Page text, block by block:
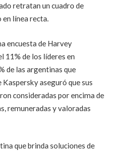
retratan un cuadro de
línea recta.
encuesta de Harvey
11% de los líderes en
de las argentinas que
aseguró que sus
consideradas por encima de
remuneradas y valoradas
que brinda soluciones de